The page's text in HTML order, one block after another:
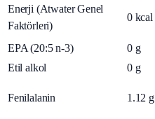
Enerji (Atwater Genel
Faktörleri)
0 kcal
EPA (20:5 n-3) 0 g
Etil alkol
0 g
Fenilalanin 1.12 g